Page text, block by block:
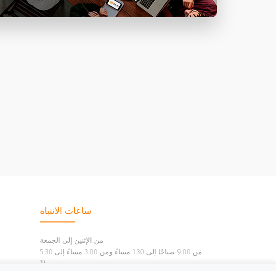
ساعات الانتباه
من الإثنين إلى الجمعة
من 9:00 صباحًا إلى 1:30 مساءً ومن 3:00 مساءً إلى 5:30
مساءً